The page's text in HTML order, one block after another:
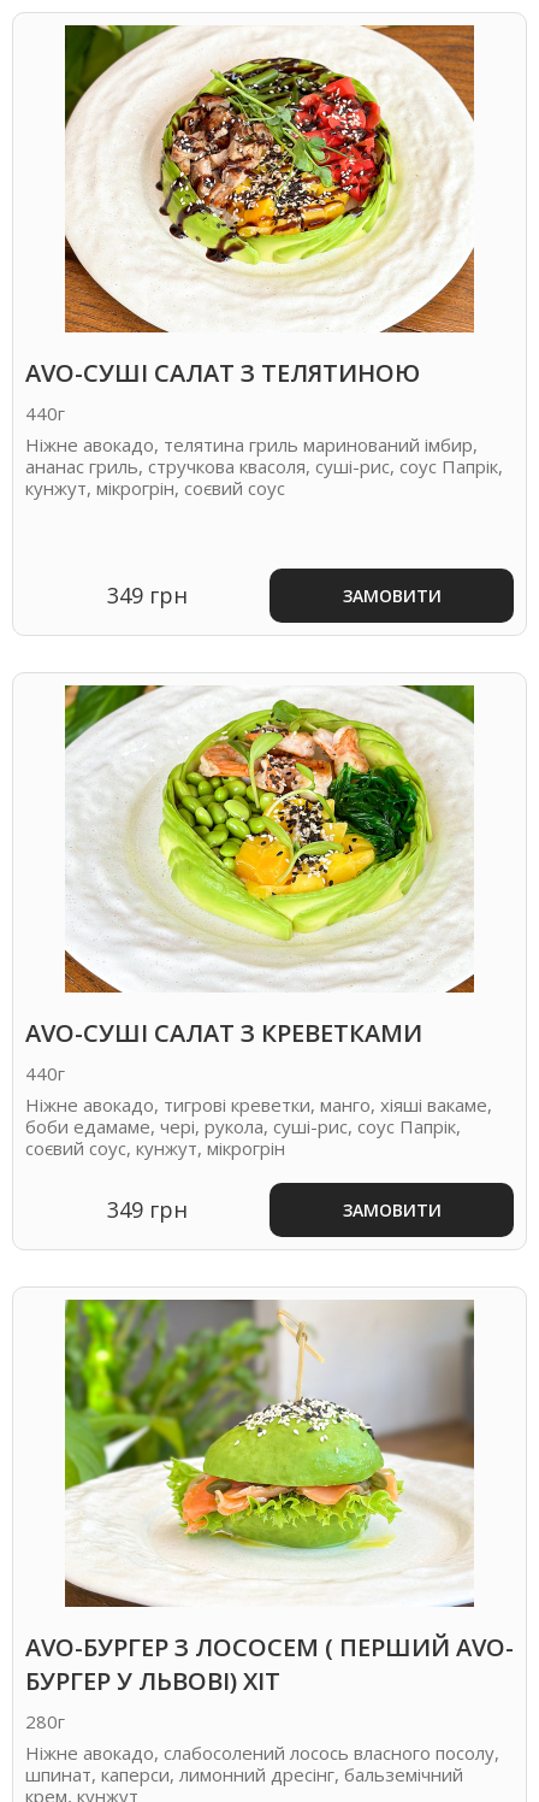
AVO-СУШІ САЛАТ З ТЕЛЯТИНОЮ
440г
Ніжне авокадо, телятина гриль маринований імбир,
ананас гриль, стручкова квасоля, суші-рис, соус Папрік,
кунжут, мікрогрін, соєвий соус
349 грн ЗАМОВИТИ
AVO-CУШІ САЛАТ З КРЕВЕТКАМИ
440г
Ніжне авокадо, тигрові креветки, манго, хіяші вакаме,
боби едамаме, чері, рукола, суші-рис, соус Папрік,
соєвий соус, кунжут, мікрогрін
349 грн ЗАМОВИТИ
AVO-БУРГЕР З ЛОСОСЕМ ( ПЕРШИЙ АVO-
БУРГЕР У ЛЬВОВІ) ХІТ
280г
Ніжне авокадо, слабосолений лосось власного посолу,
шпинат, каперси, лимонний дресінг, бальземічний
крем, кунжут